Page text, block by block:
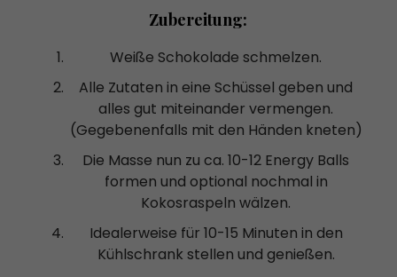
Zubereitung:
Weiße Schokolade schmelzen.
Alle Zutaten in eine Schüssel geben und
alles gut miteinander vermengen.
(Gegebenenfalls mit den Händen kneten)
Die Masse nun zu ca. 10-12 Energy Balls
formen und optional nochmal in
Kokosraspeln wälzen.
Idealerweise für 10-15 Minuten in den
Kühlschrank stellen und genießen.